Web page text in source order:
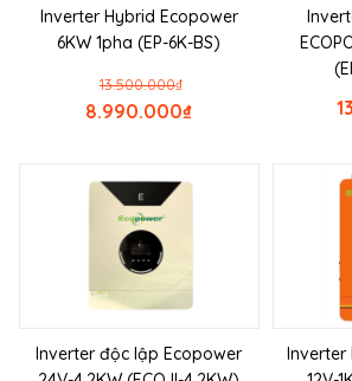
Inverter Hybrid Ecopower
6KW 1pha (EP-6K-BS)
₫
13.500.000
₫
8.990.000
Inverter độc lập Ecopower
Inverter